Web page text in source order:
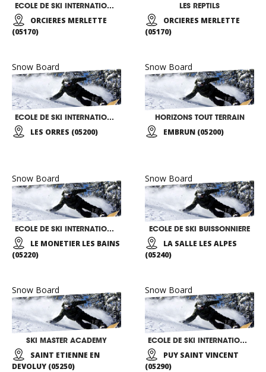
ECOLE DE SKI INTERNATIONALE TRAJECTOIRE
ORCIERES MERLETTE
(05170)
LES REPTILS
ORCIERES MERLETTE
(05170)
Snow Board
ECOLE DE SKI INTERNATIONALE
LES ORRES (05200)
Snow Board
HORIZONS TOUT TERRAIN
EMBRUN (05200)
Snow Board
ECOLE DE SKI INTERNATIONALE
LE MONETIER LES BAINS
(05220)
Snow Board
ECOLE DE SKI BUISSONNIERE
LA SALLE LES ALPES
(05240)
Snow Board
SKI MASTER ACADEMY
SAINT ETIENNE EN
DEVOLUY (05250)
Snow Board
ECOLE DE SKI INTERNATIONALE
PUY SAINT VINCENT
(05290)